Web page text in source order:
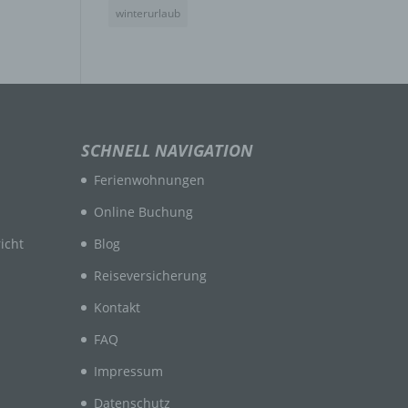
winterurlaub
SCHNELL NAVIGATION
Ferienwohnungen
Online Buchung
Blog
Reiseversicherung
Kontakt
FAQ
Impressum
Datenschutz